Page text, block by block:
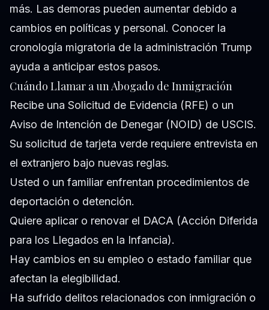
más. Las demoras pueden aumentar debido a
cambios en políticas y personal. Conocer la
cronología migratoria de la administración Trump
ayuda a anticipar estos pasos.
Cuándo Llamar a un Abogado de Inmigración
Recibe una Solicitud de Evidencia (RFE) o un
Aviso de Intención de Denegar (NOID) de USCIS.
Su solicitud de tarjeta verde requiere entrevista en
el extranjero bajo nuevas reglas.
Usted o un familiar enfrentan procedimientos de
deportación o detención.
Quiere aplicar o renovar el DACA (Acción Diferida
para los Llegados en la Infancia).
Hay cambios en su empleo o estado familiar que
afectan la elegibilidad.
Ha sufrido delitos relacionados con inmigración o